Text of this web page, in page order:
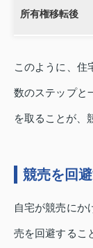
所有権移転後
このように、住
数のステップと
を取ることが、
競売を回
自宅が競売にか
売を回避するこ